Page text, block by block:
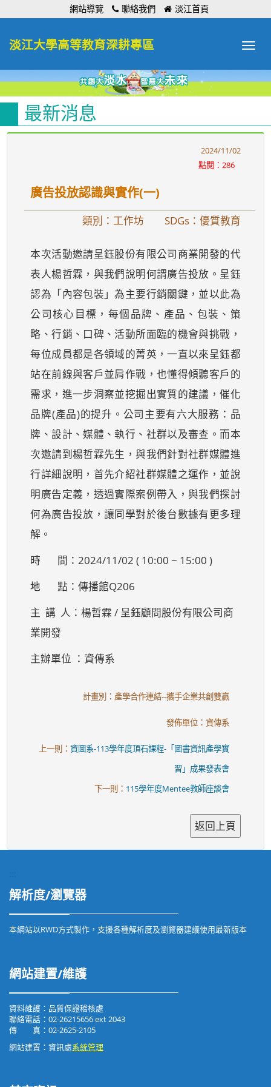
網站導覽 聯絡我們 淡江首頁
Toggle
淡江大學高等教育深耕專區
最新消息
2024/11/02
點閱：286
廣告投放認識與實作(一)
類別：工作坊 SDGs：優質教育
本次活動邀請呈鈺股份有限公司商業開發的代
表人楊哲霖，與我們說明何謂廣告投放。呈鈺
認為「內容包裝」為主要行銷關鍵，並以此為
公司核心目標，每個品牌、產品、包裝、策
略、行銷、口碑、活動所面臨的機會與挑戰，
每位成員都是各領域的菁英，一直以來呈鈺都
站在前線與客戶並肩作戰，也懂得傾聽客戶的
需求，進一步洞察並挖掘出實質的建議，催化
品牌(產品)的提升。公司主要有六大服務：品
牌、設計、媒體、執行、社群以及審查。而本
次邀請到楊哲霖先生，與我們針對社群媒體進
行詳細說明，首先介紹社群媒體之運作，並說
明廣告定義，透過實際案例帶入，與我們探討
何為廣告投放，讓同學對於後台數據有更多理
解。
時 間：2024/11/02 ( 10:00 ~ 15:00 )
地 點：傳播館Q206
主 講 人：楊哲霖 / 呈鈺顧問股份有限公司商
業開發
主辦單位 ：資傳系
計畫別：產學合作連結--攜手企業共創雙贏
發佈單位：資傳系
上一則：資圖系-113學年度頂石課程-「圖書資訊產學實
習」成果發表會
下一則： 115學年度Mentee教師座談會
解析度/瀏覽器
本網站以RWD方式製作，支援各種解析度及瀏覽器建議使用最新版本
網站建置/維護
資料維護：品質保證稽核處
聯絡電話：02-26215656 ext 2043
傳 真：02-2625-2105
網站建置：資訊處系統管理